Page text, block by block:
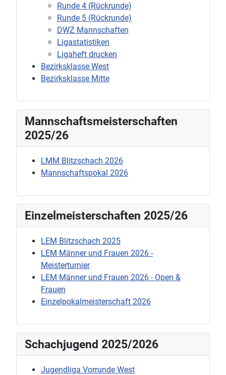
Runde 4 (Rückrunde)
Runde 5 (Rückrunde)
DWZ Mannschaften
Ligastatistiken
Ligaheft drucken
Bezirksklasse West
Bezirksklasse Mitte
Mannschaftsmeisterschaften
2025/26
LMM Blitzschach 2026
Mannschaftspokal 2026
Einzelmeisterschaften 2025/26
LEM Blitzschach 2025
LEM Männer und Frauen 2026 -
Meisterturnier
LEM Männer und Frauen 2026 - Open &
Frauen
Einzelpokalmeisterschaft 2026
Schachjugend 2025/2026
Jugendliga Vorrunde West